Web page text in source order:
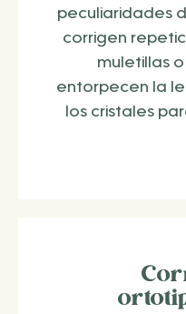
peculiaridades
corrigen
muletillas
entorpecen la
los cristales